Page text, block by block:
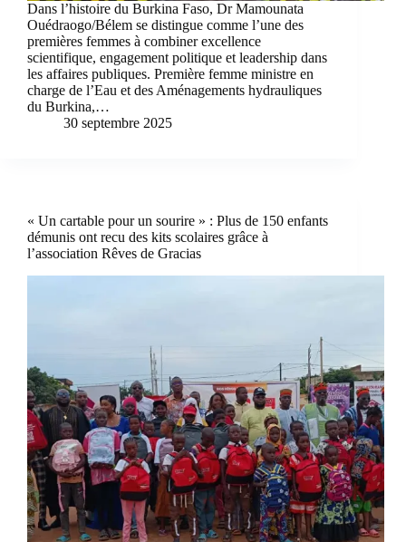
Dans l’histoire du Burkina Faso, Dr Mamounata
Ouédraogo/Bélem se distingue comme l’une des
premières femmes à combiner excellence
scientifique, engagement politique et leadership dans
les affaires publiques. Première femme ministre en
charge de l’Eau et des Aménagements hydrauliques
du Burkina,…
30 septembre 2025
« Un cartable pour un sourire » : Plus de 150 enfants
démunis ont recu des kits scolaires grâce à
l’association Rêves de Gracias